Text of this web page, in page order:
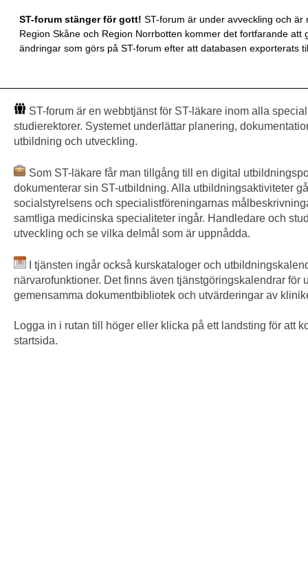
ST-forum stänger för gott! ST-forum är under avveckling och
Region Skåne och Region Norrbotten kommer det fortfarande
ändringar som görs på ST-forum efter att databasen exporterats
ST-forum är en webbtjänst för ST-läkare inom alla
studierektorer. Systemet underlättar planering,
utbildning och utveckling.
Som ST-läkare får man tillgång till en digital
dokumenterar sin ST-utbildning. Alla utbildningsaktiviteter
socialstyrelsens och specialistföreningarnas
samtliga medicinska specialiteter ingår. Handledare och
utveckling och se vilka delmål som är uppnådda.
I tjänsten ingår också kurskataloger och
närvarofunktioner. Det finns även tjänstgöringskalendrar för
gemensamma dokumentbibliotek och utvärderingar av
Logga in i rutan till höger eller klicka på ett landsting för att
startsida.